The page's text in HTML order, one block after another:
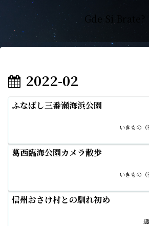
Gde Si Brate?
2022-02
ふなばし三番瀬海浜公園
いきもの
葛西臨海公園カメラ散歩
いきもの
信州おさけ村との馴れ初め